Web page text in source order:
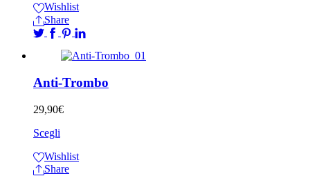
Wishlist
Share
Anti-Trombo
29,90€
Scegli
Wishlist
Share